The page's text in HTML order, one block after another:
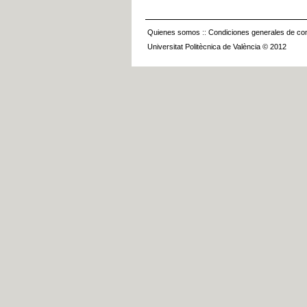
Quienes somos :: Condiciones generales de
Universitat Politècnica de València © 2012